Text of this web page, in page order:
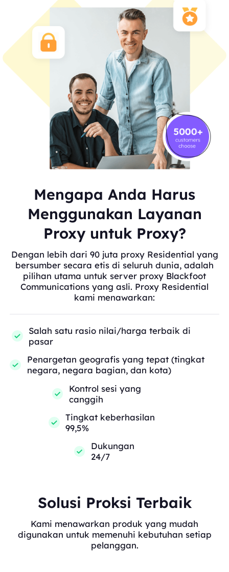
Mengapa Anda Harus
Menggunakan Layanan
Proxy untuk Proxy?
Dengan lebih dari 90 juta proxy Residential yang
bersumber secara etis di seluruh dunia, adalah
pilihan utama untuk server proxy Blackfoot
Communications yang asli. Proxy Residential
kami menawarkan:
Salah satu rasio nilai/harga terbaik di
pasar
Penargetan geografis yang tepat (tingkat
negara, negara bagian, dan kota)
Kontrol sesi yang
canggih
Tingkat keberhasilan
99,5%
Dukungan
24/7
Solusi Proksi Terbaik
Kami menawarkan produk yang mudah
digunakan untuk memenuhi kebutuhan setiap
pelanggan.